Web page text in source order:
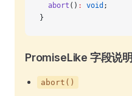
  abort
() : void ;
}
PromiseLike 字段说明
abort()